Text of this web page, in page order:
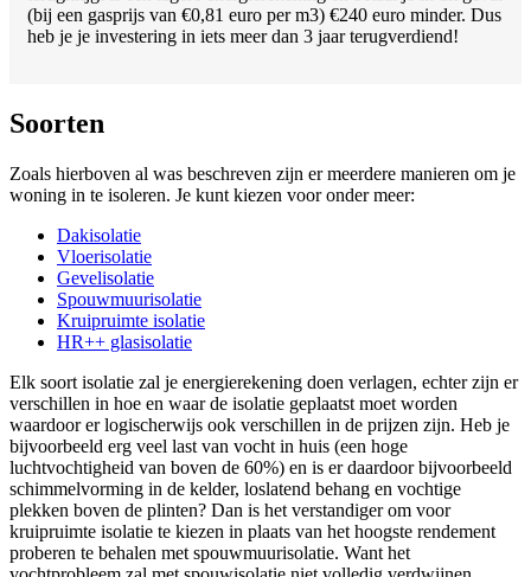
(bij een gasprijs van €0,81 euro per m3) €240 euro minder. Dus
heb je je investering in iets meer dan 3 jaar terugverdiend!
Soorten
Zoals hierboven al was beschreven zijn er meerdere manieren om je
woning in te isoleren. Je kunt kiezen voor onder meer:
Dakisolatie
Vloerisolatie
Gevelisolatie
Spouwmuurisolatie
Kruipruimte isolatie
HR++ glasisolatie
Elk soort isolatie zal je energierekening doen verlagen, echter zijn er
verschillen in hoe en waar de isolatie geplaatst moet worden
waardoor er logischerwijs ook verschillen in de prijzen zijn. Heb je
bijvoorbeeld erg veel last van vocht in huis (een hoge
luchtvochtigheid van boven de 60%) en is er daardoor bijvoorbeeld
schimmelvorming in de kelder, loslatend behang en vochtige
plekken boven de plinten? Dan is het verstandiger om voor
kruipruimte isolatie te kiezen in plaats van het hoogste rendement
proberen te behalen met spouwmuurisolatie. Want het